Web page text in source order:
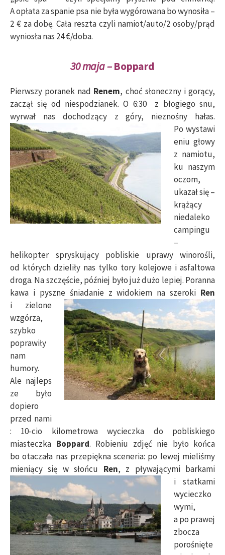
A opłata za spanie psa nie była wygórowana bo wynosiła –
2 € za dobę. Cała reszta czyli namiot/auto/2 osoby/prąd
wyniosła nas 24 €/doba.
30 maja –Boppard
Pierwszy poranek nad Renem, choć słoneczny i gorący,
zaczął się od niespodzianek. O 6:30 z błogiego snu,
wyrwał nas dochodzący z góry, nieznośny hałas.
Po wystawi
eniu głowy
z namiotu,
ku naszym
oczom,
ukazał się –
krążący
niedaleko
campingu
–
helikopter spryskujący pobliskie uprawy winorośli,
od których dzieliły nas tylko tory kolejowe i asfaltowa
droga. Na szczęście, później było już dużo lepiej. Poranna
kawa i pyszne śniadanie z widokiem na szeroki Ren
i zielone
wzgórza,
szybko
poprawiły
nam
humory.
Ale najleps
ze było
dopiero
przed nami
: 10-cio kilometrowa wycieczka do pobliskiego
miasteczka Boppard. Robieniu zdjęć nie było końca
bo otaczała nas przepiękna sceneria: po lewej mieliśmy
mieniący się w słońcu Ren, z pływającymi barkami
i statkami
wycieczko
wymi,
a po prawej
zbocza
porośnięte